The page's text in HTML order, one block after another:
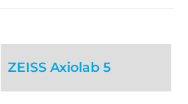
ZEISS Axiolab 5